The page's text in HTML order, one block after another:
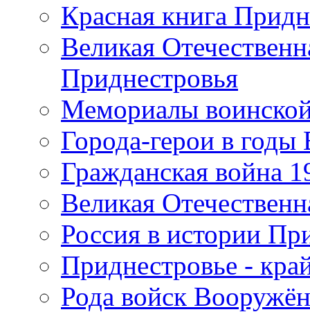
Красная книга
Великая
Приднестровья
Мемориалы
Города-герои в
Гражданская война
Великая
Россия в истории
Приднестровье -
Рода войск